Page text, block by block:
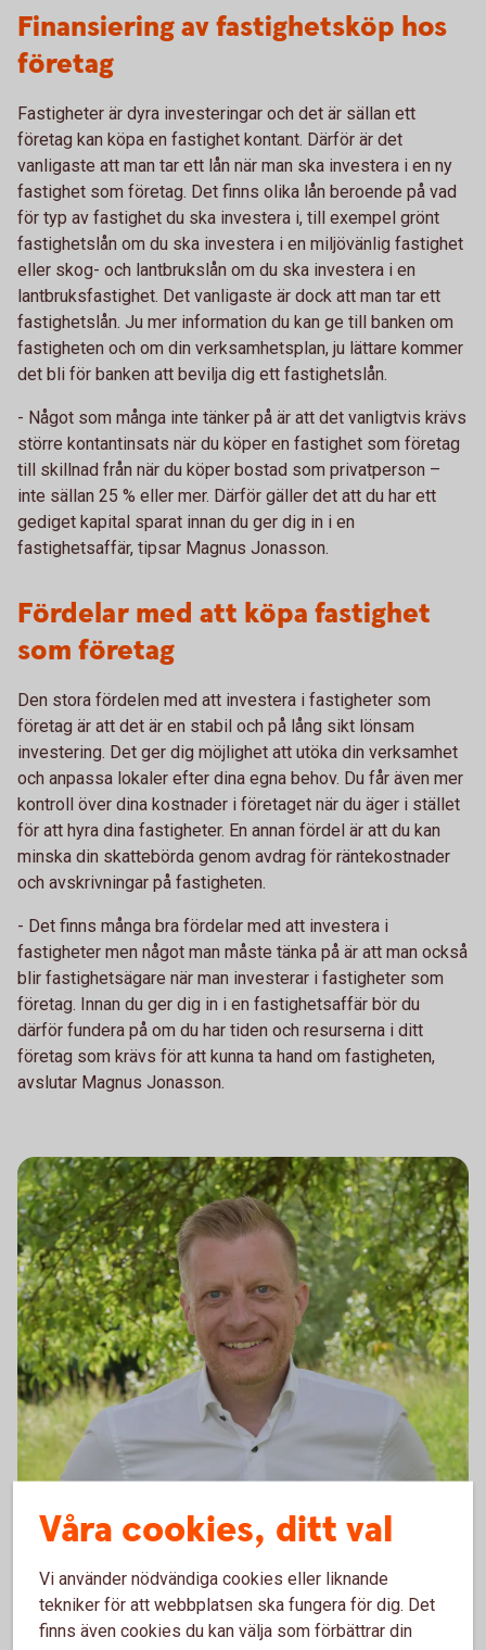
Finansiering av fastighetsköp hos
företag
Fastigheter är dyra investeringar och det är sällan ett
företag kan köpa en fastighet kontant. Därför är det
vanligaste att man tar ett lån när man ska investera i en ny
fastighet som företag. Det finns olika lån beroende på vad
för typ av fastighet du ska investera i, till exempel grönt
fastighetslån om du ska investera i en miljövänlig fastighet
eller skog- och lantbrukslån om du ska investera i en
lantbruksfastighet. Det vanligaste är dock att man tar ett
fastighetslån. Ju mer information du kan ge till banken om
fastigheten och om din verksamhetsplan, ju lättare kommer
det bli för banken att bevilja dig ett fastighetslån.
- Något som många inte tänker på är att det vanligtvis krävs
större kontantinsats när du köper en fastighet som företag
till skillnad från när du köper bostad som privatperson –
inte sällan 25 % eller mer. Därför gäller det att du har ett
gediget kapital sparat innan du ger dig in i en
fastighetsaffär, tipsar Magnus Jonasson.
Fördelar med att köpa fastighet
som företag
Den stora fördelen med att investera i fastigheter som
företag är att det är en stabil och på lång sikt lönsam
investering. Det ger dig möjlighet att utöka din verksamhet
och anpassa lokaler efter dina egna behov. Du får även mer
kontroll över dina kostnader i företaget när du äger i stället
för att hyra dina fastigheter. En annan fördel är att du kan
minska din skattebörda genom avdrag för räntekostnader
och avskrivningar på fastigheten.
- Det finns många bra fördelar med att investera i
fastigheter men något man måste tänka på är att man också
blir fastighetsägare när man investerar i fastigheter som
företag. Innan du ger dig in i en fastighetsaffär bör du
därför fundera på om du har tiden och resurserna i ditt
företag som krävs för att kunna ta hand om fastigheten,
avslutar Magnus Jonasson.
Magnus Jonasson, företagsrådgivare på Sparbanken
Våra cookies, ditt val
Vi använder nödvändiga cookies eller liknande
tekniker för att webbplatsen ska fungera för dig. Det
finns även cookies du kan välja som förbättrar din